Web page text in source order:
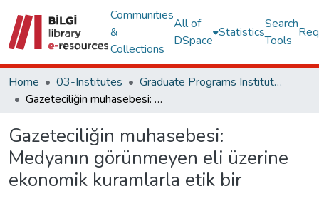
Communities
&
Collections
All of
DSpace
Statistics
Search
Tools
Home 03-Institutes
Graduate Programs Institute Thesis Collection
Gazeteciliğin muhasebesi: Medyanın görünmeyen eli üzerine ekonomik kuramlarla etik bir
Gazeteciliğin muhasebesi:
Medyanın görünmeyen eli üzerine
ekonomik kuramlarla etik bir